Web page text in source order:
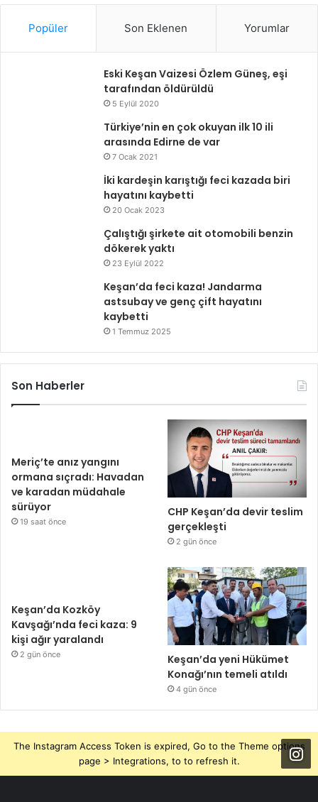
Popüler Son Eklenen Yorumlar
Eski Keşan Vaizesi Özlem Güneş, eşi
tarafından öldürüldü
5 Eylül 2020
Türkiye’nin en çok okuyan ilk 10 ili
arasında Edirne de var
7 Ocak 2021
İki kardeşin karıştığı feci kazada biri
hayatını kaybetti
20 Ocak 2023
Çalıştığı şirkete ait otomobili benzin
dökerek yaktı
23 Eylül 2022
Keşan’da feci kaza! Jandarma
astsubay ve genç çift hayatını
kaybetti
1 Temmuz 2025
Son Haberler
Meriç’te anız yangını
ormana sıçradı: Havadan
ve karadan müdahale
sürüyor
19 saat önce
CHP Keşan’da devir teslim
gerçekleşti
2 gün önce
Keşan’da Kozköy
Kavşağı’nda feci kaza: 9
kişi ağır yaralandı
2 gün önce
Keşan’da yeni Hükümet
Konağı’nın temeli atıldı
4 gün önce
The Instagram Access Token is expired, Go to the Theme options
page > Integrations, to to refresh it.